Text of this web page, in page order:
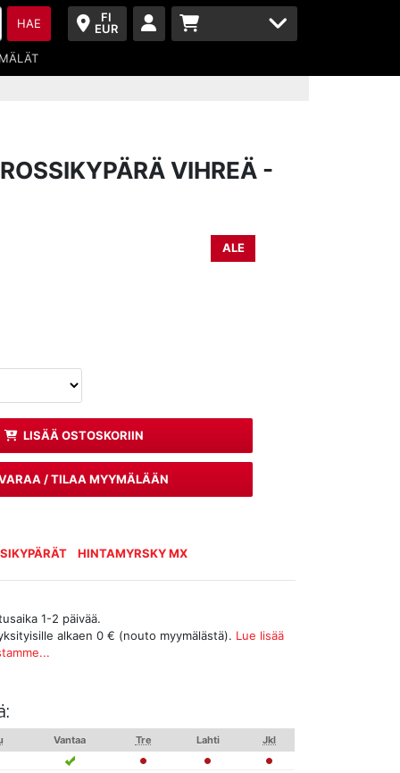
FI
EUR
HAE
VIHREÄ -
ALE
LISÄÄ OSTOSKORIIN
/ TILAA MYYMÄLÄÄN
HINTAMYRSKY MX
1-2 päivää.
alkaen 0 € (nouto myymälästä). Lue lisää
Vantaa Tre Lahti
Jkl